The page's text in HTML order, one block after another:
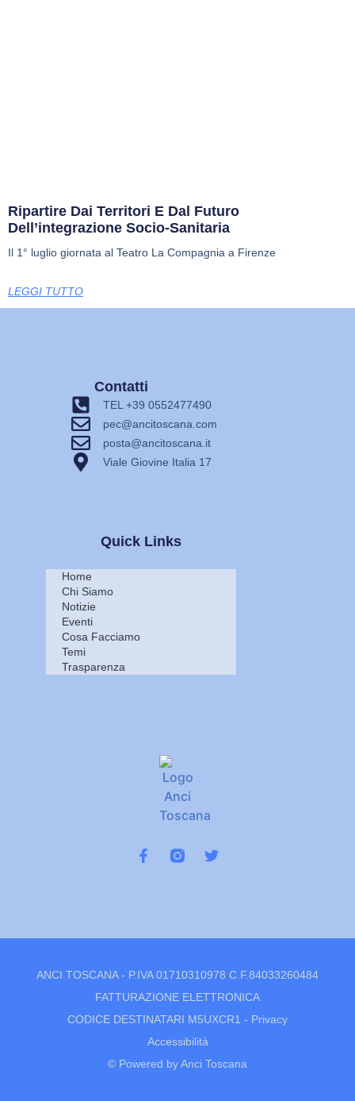
Ripartire Dai Territori E Dal Futuro
Dell’integrazione Socio-Sanitaria
Il 1° luglio giornata al Teatro La Compagnia a Firenze
LEGGI TUTTO
Quick Links
Home
Chi Siamo
Notizie
Eventi
Cosa Facciamo
Temi
Trasparenza
Contatti
TEL +39 0552477490
pec@ancitoscana.com
posta@ancitoscana.it
Viale Giovine Italia 17
ANCI TOSCANA - P.IVA 01710310978 C.F.84033260484
FATTURAZIONE ELETTRONICA
CODICE DESTINATARI M5UXCR1 - Privacy
Accessibilità
© Powered by Anci Toscana